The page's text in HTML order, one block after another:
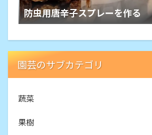
防虫用唐辛子スプレーを作る
園芸のサブカテゴリ
蔬菜
果樹